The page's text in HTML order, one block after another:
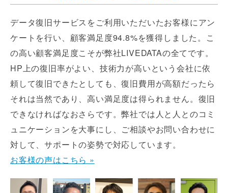
データ復旧サービスをご利用いただいたお客様にアン
ケートを行い、顧客満足度94.8%を獲得しました。こ
の高い顧客満足度こそが弊社LIVEDATAの全てです。
HP上の復旧率がよい、技術力が高いという会社に依
頼して復旧できたとしても、復旧費用が高額だったら
それは当然であり、高い満足度は得られません。復旧
できなければなおさらです。弊社では人と人とのコミ
ュニケーションを大事にし、ご相談やお問い合わせに
対して、サポートの姿勢で対応しています。
お客様の声はこちら »